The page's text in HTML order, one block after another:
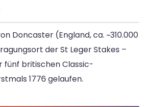
Doncaster (England, ca. ~310.000
der St Leger Stakes –
fünf britischen Classic-
1776 gelaufen.